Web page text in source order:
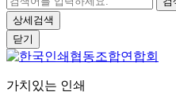
상세검색
닫기
가치있는 인쇄